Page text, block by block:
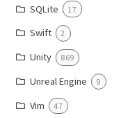
SQLite 17
Swift 2
Unity 869
Unreal Engine 9
Vim 47